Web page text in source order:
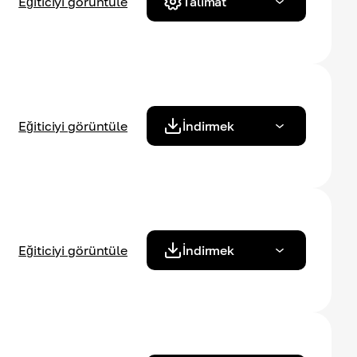
Eğiticiyi görüntüle İndirmek
Eğiticiyi görüntüle İndirmek